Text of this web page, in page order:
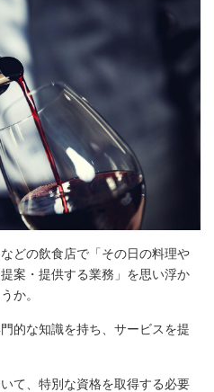
どの飲食店で「その日の料理や
案・提供する業務」を思い浮か
か。
的な知識を持ち、サービスを提
て、特別な資格を取得する必要